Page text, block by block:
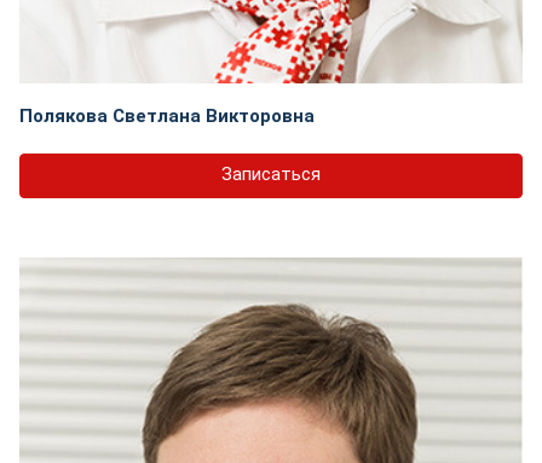
Полякова Светлана Викторовна
Записаться